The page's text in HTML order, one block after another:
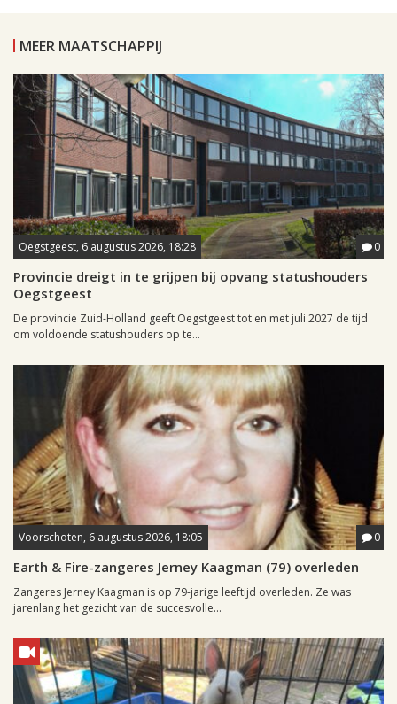
MEER MAATSCHAPPIJ
Oegstgeest, 6 augustus 2026, 18:28 0
Provincie dreigt in te grijpen bij opvang statushouders
Oegstgeest
De provincie Zuid-Holland geeft Oegstgeest tot en met juli 2027 de tijd
om voldoende statushouders op te...
Voorschoten, 6 augustus 2026, 18:05 0
Earth & Fire-zangeres Jerney Kaagman (79) overleden
Zangeres Jerney Kaagman is op 79-jarige leeftijd overleden. Ze was
jarenlang het gezicht van de succesvolle...